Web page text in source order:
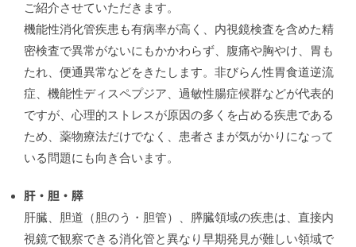
ご紹介させていただきます。
機能性消化管疾患も有病率が高く、内視鏡検査を含めた精
密検査で異常がないにもかかわらず、腹痛や胸やけ、胃も
たれ、便通異常などをきたします。非びらん性胃食道逆流
症、機能性ディスペプジア、過敏性腸症候群などが代表的
ですが、心理的ストレスが原因の多くを占める疾患である
ため、薬物療法だけでなく、患者さまが気がかりになって
いる問題にも向き合います。
肝・胆・膵
肝臓、胆道（胆のう・胆管）、膵臓領域の疾患は、直接内
視鏡で観察できる消化管と異なり早期発見が難しい領域で